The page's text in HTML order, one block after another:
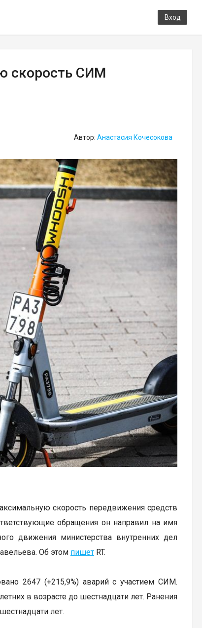
Вход
скорость СИМ
Автор: Анастасия Кочесокова
скорость передвижения средств
обращения он направил на имя
движения министерства внутренних дел
Об этом пишет RT.
2647 (+215,9%) аварий с участием СИМ.
в возрасте до шестнадцати лет. Ранения
лет.